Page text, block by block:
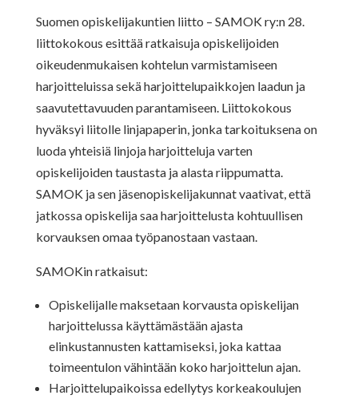
Suomen opiskelijakuntien liitto – SAMOK ry:n 28.
liittokokous esittää ratkaisuja opiskelijoiden
oikeudenmukaisen kohtelun varmistamiseen
harjoitteluissa sekä harjoittelupaikkojen laadun ja
saavutettavuuden parantamiseen. Liittokokous
hyväksyi liitolle linjapaperin, jonka tarkoituksena on
luoda yhteisiä linjoja harjoitteluja varten
opiskelijoiden taustasta ja alasta riippumatta.
SAMOK ja sen jäsenopiskelijakunnat vaativat, että
jatkossa opiskelija saa harjoittelusta kohtuullisen
korvauksen omaa työpanostaan vastaan.
SAMOKin ratkaisut:
Opiskelijalle maksetaan korvausta opiskelijan
harjoittelussa käyttämästään ajasta
elinkustannusten kattamiseksi, joka kattaa
toimeentulon vähintään koko harjoittelun ajan.
Harjoittelupaikoissa edellytys korkeakoulujen